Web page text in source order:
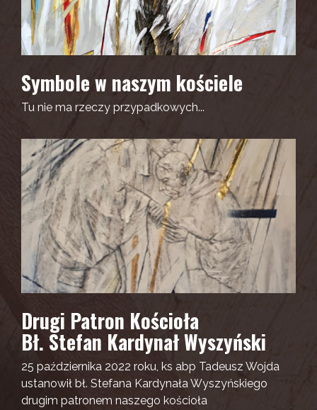
Symbole w naszym kościele
Tu nie ma rzeczy przypadkowych...
Drugi Patron Kościoła
Bł. Stefan Kardynał Wyszyński
25 października 2022 roku, ks abp Tadeusz Wojda
ustanowił bł. Stefana Kardynała Wyszyńskiego
drugim patronem naszego kościoła